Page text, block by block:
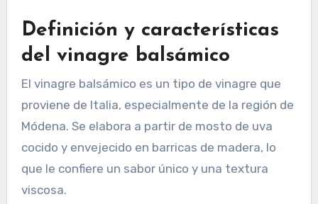
Definición y características
del vinagre balsámico
El vinagre balsámico es un tipo de vinagre que
proviene de Italia, especialmente de la región de
Módena. Se elabora a partir de mosto de uva
cocido y envejecido en barricas de madera, lo
que le confiere un sabor único y una textura
viscosa.